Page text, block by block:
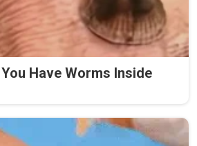
Have Worms Inside